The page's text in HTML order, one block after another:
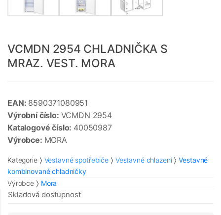
VCMDN 2954 CHLADNIČKA S
MRAZ. VEST. MORA
EAN: 8590371080951
Výrobní číslo: VCMDN 2954
Katalogové číslo: 40050987
Výrobce: MORA
Kategorie Vestavné spotřebiče Vestavné chlazení
Vestavné
kombinované chladničky
Výrobce
Mora
Skladová dostupnost